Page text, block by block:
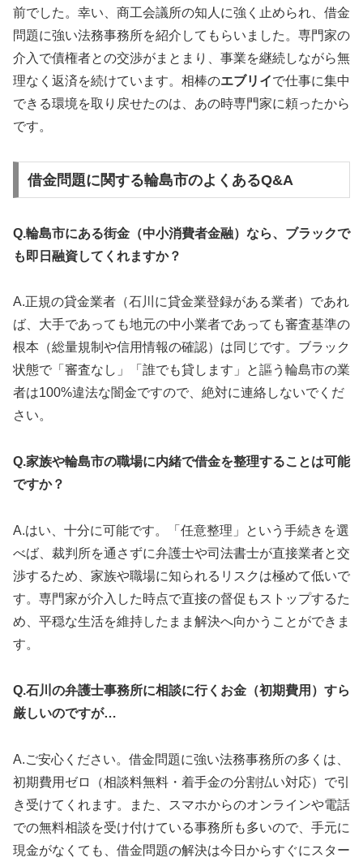
前でした。幸い、商工会議所の知人に強く止められ、借金
問題に強い法務事務所を紹介してもらいました。専門家の
介入で債権者との交渉がまとまり、事業を継続しながら無
理なく返済を続けています。相棒のエブリイで仕事に集中
できる環境を取り戻せたのは、あの時専門家に頼ったから
です。
借金問題に関する輪島市のよくあるQ&A
Q.輪島市にある街金（中小消費者金融）なら、ブラックで
も即日融資してくれますか？
A.正規の貸金業者（石川に貸金業登録がある業者）であれ
ば、大手であっても地元の中小業者であっても審査基準の
根本（総量規制や信用情報の確認）は同じです。ブラック
状態で「審査なし」「誰でも貸します」と謳う輪島市の業
者は100%違法な闇金ですので、絶対に連絡しないでくだ
さい。
Q.家族や輪島市の職場に内緒で借金を整理することは可能
ですか？
A.はい、十分に可能です。「任意整理」という手続きを選
べば、裁判所を通さずに弁護士や司法書士が直接業者と交
渉するため、家族や職場に知られるリスクは極めて低いで
す。専門家が介入した時点で直接の督促もストップするた
め、平穏な生活を維持したまま解決へ向かうことができま
す。
Q.石川の弁護士事務所に相談に行くお金（初期費用）すら
厳しいのですが…
A.ご安心ください。借金問題に強い法務事務所の多くは、
初期費用ゼロ（相談料無料・着手金の分割払い対応）で引
き受けてくれます。また、スマホからのオンラインや電話
での無料相談を受け付けている事務所も多いので、手元に
現金がなくても、借金問題の解決は今日からすぐにスター